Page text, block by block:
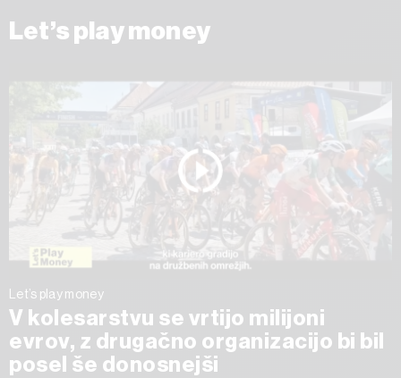
Let’s play money
Let’s play money
V kolesarstvu se vrtijo milijoni
evrov, z drugačno organizacijo bi bil
posel še donosnejši